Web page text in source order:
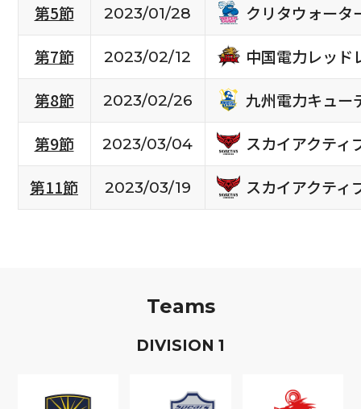
第5節
2023/01/28
クリタウォータ
第7節
2023/02/12
中国電力レッド
第8節
2023/02/26
九州電力キュー
第9節
2023/03/04
スカイアクティ
第11節
2023/03/19 スカイアクティ
Teams
DIVISION 1